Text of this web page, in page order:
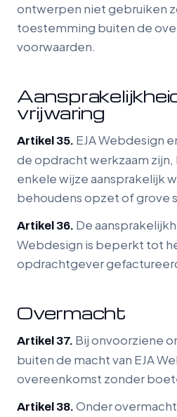
ontwerpen niet gebruiken
toestemming buiten de
voorwaarden.
vrijwaring
Artikel 35. EJA Webdesign
de opdracht werkzaam
enkele wijze aansprakelijk
behoudens opzet of grove
Artikel 36. De
Webdesign is beperkt tot
opdrachtgever
Overmacht
Artikel 37. Bij onvoorziene
buiten de macht van EJA
overeenkomst zonder
Artikel 38. Onder